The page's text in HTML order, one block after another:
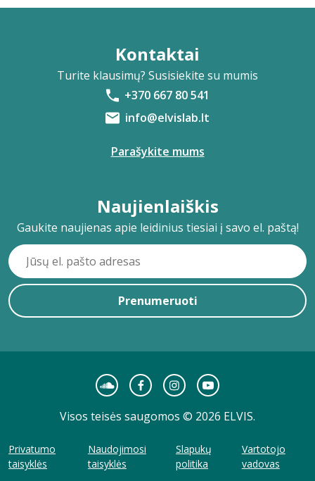
Kontaktai
Turite klausimų? Susisiekite su mumis
+370 667 80 541
info@elvislab.lt
Parašykite mums
Naujienlaiškis
Gaukite naujienas apie leidinius tiesiai į savo el. paštą!
Prenumeruoti
Visos teisės saugomos © 2026 ELVIS.
Privatumo
taisyklės
Naudojimosi
taisyklės
Slapukų
politika
Vartotojo
vadovas